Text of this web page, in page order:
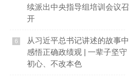
续派出中央指导组培训会议召
开
6
从习近平总书记讲述的故事中
感悟正确政绩观 | 一辈子坚守
初心、不改本色